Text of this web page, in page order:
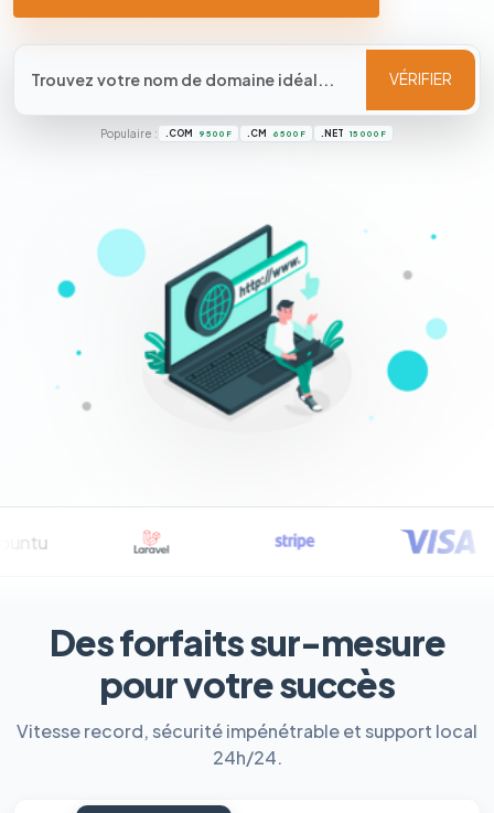
VÉRIFIER
Populaire : .COM 9 500 F .CM 6 500 F .NET 15 000 F
Des forfaits sur-mesure
pour votre succès
Vitesse record, sécurité impénétrable et support local
24h/24.